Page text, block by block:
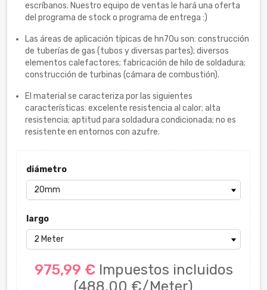
escríbanos. Nuestro equipo de ventas le hará una oferta
del programa de stock o programa de entrega :)
Las áreas de aplicación típicas de hn70u son: construcción
de tuberías de gas (tubos y diversas partes); diversos
elementos calefactores; fabricación de hilo de soldadura;
construcción de turbinas (cámara de combustión).
El material se caracteriza por las siguientes
características: excelente resistencia al calor; alta
resistencia; aptitud para soldadura condicionada; no es
resistente en entornos con azufre.
diámetro
largo
975,99 € Impuestos incluidos
(488,00 €/Meter)